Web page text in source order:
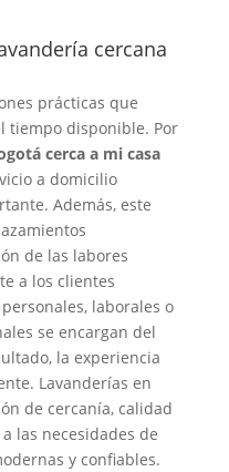
cercana
prácticas que
tiempo disponible. Por
cerca a mi casa
a domicilio
Además, este
de las labores
a los clientes
laborales o
se encargan del
la experiencia
Lavanderías en
de cercanía, calidad
las necesidades de
y confiables.